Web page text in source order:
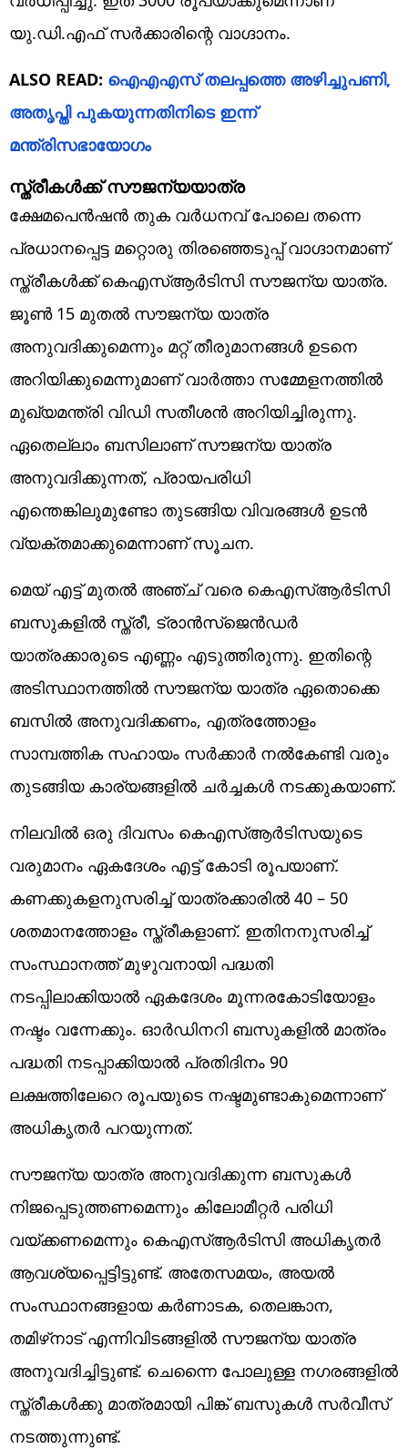
യു.ഡി.എഫ് സർക്കാരിന്റെ വാഗ്ദാനം.
ALSO READ: ഐഎഎസ് തലപ്പത്തെ അഴിച്ചുപണി,
അതൃപ്തി പുകയുന്നതിനിടെ ഇന്ന്
മന്ത്രിസഭായോഗം
സ്ത്രീകൾക്ക് സൗജന്യയാത്ര
ക്ഷേമപെൻഷൻ തുക വർധനവ് പോലെ തന്നെ
പ്രധാനപ്പെട്ട മറ്റൊരു തിരഞ്ഞെടുപ്പ് വാഗ്ദാനമാണ്
സ്ത്രീകൾക്ക് കെഎസ്ആർടിസി സൗജന്യ യാത്ര.
ജൂൺ 15 മുതൽ സൗജന്യ യാത്ര
അനുവദിക്കുമെന്നും മറ്റ് തീരുമാനങ്ങൾ ഉടനെ
അറിയിക്കുമെന്നുമാണ് വാർത്താ സമ്മേളനത്തിൽ
മുഖ്യമന്ത്രി വിഡി സതീശൻ അറിയിച്ചിരുന്നു.
ഏതെല്ലാം ബസിലാണ് സൗജന്യ യാത്ര
അനുവദിക്കുന്നത്, പ്രായപരിധി
എന്തെങ്കിലുമുണ്ടോ തുടങ്ങിയ വിവരങ്ങൾ ഉടൻ
വ്യക്തമാക്കുമെന്നാണ് സൂചന.
മെയ് എട്ട് മുതൽ അഞ്ച് വരെ കെഎസ്ആർടിസി
ബസുകളിൽ സ്ത്രീ, ട്രാൻസ്ജെൻഡർ
യാത്രക്കാരുടെ എണ്ണം എടുത്തിരുന്നു. ഇതിന്റെ
അടിസ്ഥാനത്തിൽ സൗജന്യ യാത്ര ഏതൊക്കെ
ബസിൽ അനുവദിക്കണം, എത്രത്തോളം
സാമ്പത്തിക സഹായം സർക്കാർ നൽകേണ്ടി വരും
തുടങ്ങിയ കാര്യങ്ങളിൽ ചർച്ചകൾ നടക്കുകയാണ്.
നിലവിൽ ഒരു ദിവസം കെഎസ്ആർടിസയുടെ
വരുമാനം ഏകദേശം എട്ട് കോടി രൂപയാണ്.
കണക്കുകളനുസരിച്ച് യാത്രക്കാരിൽ 40 – 50
ശതമാനത്തോളം സ്ത്രീകളാണ്. ഇതിനനുസരിച്ച്
സംസ്ഥാനത്ത് മുഴുവനായി പദ്ധതി
നടപ്പിലാക്കിയാൽ ഏകദേശം മൂന്നരകോടിയോളം
നഷ്ടം വന്നേക്കും. ഓര്‍ഡിനറി ബസുകളില്‍ മാത്രം
പദ്ധതി നടപ്പാക്കിയാല്‍ പ്രതിദിനം 90
ലക്ഷത്തിലേറെ രൂപയുടെ നഷ്ടമുണ്ടാകുമെന്നാണ്
അധികൃതർ പറയുന്നത്.
സൗജന്യ യാത്ര അനുവദിക്കുന്ന ബസുകള്‍
നിജപ്പെടുത്തണമെന്നും കിലോമീറ്റര്‍ പരിധി
വയ്ക്കണമെന്നും കെഎസ്ആർടിസി അധികൃതർ
ആവശ്യപ്പെട്ടിട്ടുണ്ട്. അതേസമയം, അയല്‍
സംസ്ഥാനങ്ങളായ കര്‍ണാടക, തെലങ്കാന,
തമിഴ്‌നാട് എന്നിവിടങ്ങളിൽ സൗജന്യ യാത്ര
അനുവദിച്ചിട്ടുണ്ട്. ചെന്നൈ പോലുള്ള നഗരങ്ങളില്‍
സ്ത്രീകള്‍ക്കു മാത്രമായി പിങ്ക് ബസുകള്‍ സര്‍വീസ്
നടത്തുന്നുണ്ട്.